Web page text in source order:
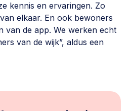
kennis en ervaringen. Zo
elkaar. En ook bewoners
van de app. We werken echt
van de wijk”, aldus een